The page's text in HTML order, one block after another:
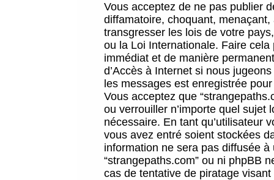
Vous acceptez de ne pas publier
diffamatoire, choquant,
transgresser les lois de votre
ou la Loi Internationale. Faire
immédiat et de manière
d’Accès à Internet si nous
les messages est enregistrée
Vous acceptez que
ou verrouiller n’importe quel sujet
nécessaire. En tant qu’utilisateur
vous avez entré soient stockées
information ne sera pas diffusée
“strangepaths.com” ou ni phpBB
cas de tentative de piratage